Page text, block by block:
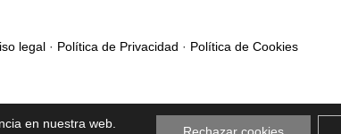
legal· Política de Privacidad · Política de Cookies
en nuestra web.